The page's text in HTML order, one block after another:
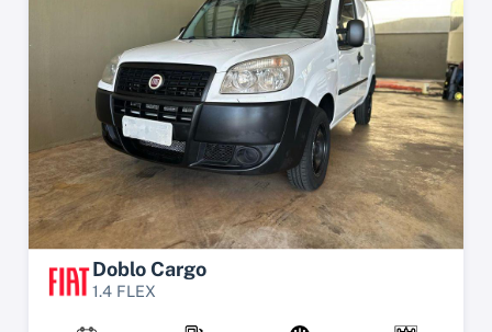
Doblo Cargo
1.4 FLEX